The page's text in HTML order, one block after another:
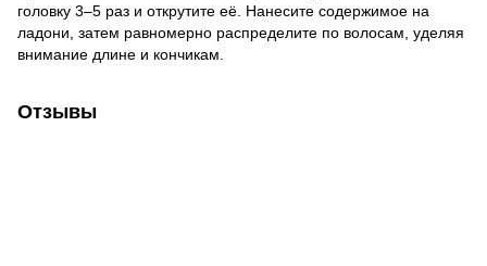
головку 3–5 раз и открутите её. Нанесите содержимое на
ладони, затем равномерно распределите по волосам, уделяя
внимание длине и кончикам.
Отзывы